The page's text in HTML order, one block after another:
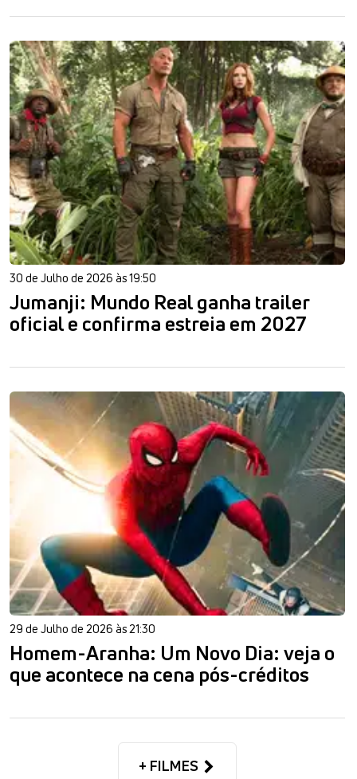
30 de Julho de 2026 às 19:50
Jumanji: Mundo Real ganha trailer
oficial e confirma estreia em 2027
29 de Julho de 2026 às 21:30
Homem-Aranha: Um Novo Dia: veja o
que acontece na cena pós-créditos
+ FILMES